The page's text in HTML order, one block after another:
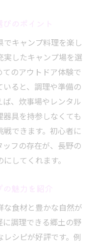
キャンプ料理を楽し
実したキャンプ場を選
のアウトドア体験で
ると、調理や準備の
、炊事場やレンタル
具を持参しなくても
できます。初心者に
フの存在が、長野の
してくれます。
な食材と豊かな自然が
調理できる郷土の野
シピが好評です。例